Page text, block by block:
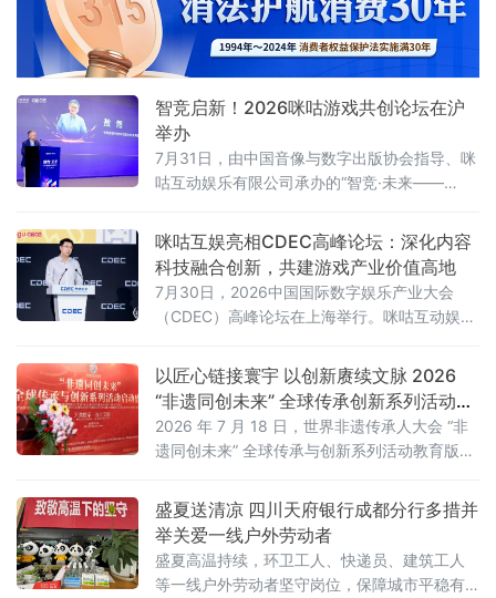
览馆人潮涌动，而企业家论坛的会场内同样座
无虚席。
智竞启新！2026咪咕游戏共创论坛在沪
举办
7月31日，由中国音像与数字出版协会指导、咪
咕互动娱乐有限公司承办的“智竞·未来——
局推动高品质益智健
咪咕互娱亮相CDEC高峰论坛：深化内容
科技融合创新，共建游戏产业价值高地
7月30日，2026中国国际数字娱乐产业大会
（CDEC）高峰论坛在上海举行。咪咕互动娱乐
席论坛并发表题为《深化内容科技融合创新 共
建游戏产业价值高地》的主旨演讲，分享了咪
咕互娱在游戏领域的战略布局与实践思考。
以匠心链接寰宇 以创新赓续文脉 2026
“非遗同创未来” 全球传承创新系列活动在
京启动
2026 年 7 月 18 日，世界非遗传承人大会 “非
遗同创未来” 全球传承与创新系列活动教育版块
以 “万象寰宇・匠心文脉” 为主题，正式发布教
育板块整体战略规划。
盛夏送清凉 四川天府银行成都分行多措并
举关爱一线户外劳动者
盛夏高温持续，环卫工人、快递员、建筑工人
等一线户外劳动者坚守岗位，保障城市平稳有